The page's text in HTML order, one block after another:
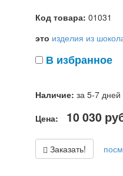
Код товара: 01031
это изделия из
В избранное
Наличие: за 5-7 дней
Цена:
10 030
Заказать!